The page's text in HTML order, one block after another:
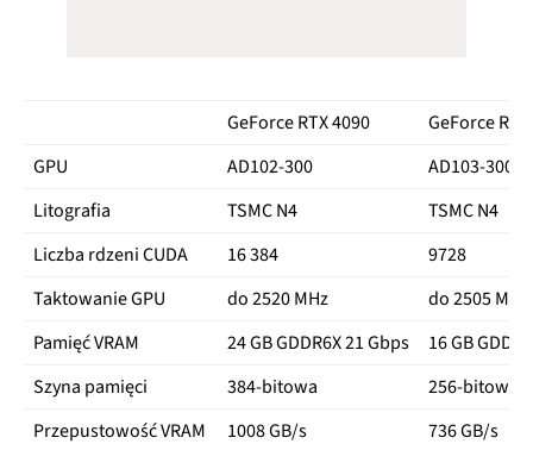
GeForce RTX 4090
GeForce
GPU
AD102-300
AD103-300
Litografia
TSMC N4
TSMC N4
Liczba rdzeni CUDA
16 384
9728
Taktowanie GPU
do 2520 MHz
do 2505 MHz
Pamięć VRAM
24 GB GDDR6X 21 Gbps
16 GB
Szyna pamięci
384-bitowa
256-bitowa
Przepustowość VRAM
1008 GB/s
736 GB/s